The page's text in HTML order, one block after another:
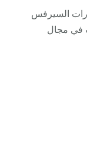
السيرفس
في مجال